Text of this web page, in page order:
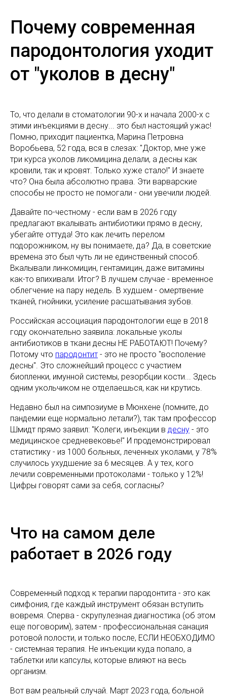
Почему современная
пародонтология уходит
от "уколов в десну"
То, что делали в стоматологии 90-х и начала 2000-х с
этими инъекциями в десну... это был настоящий ужас!
Помню, приходит пациентка, Марина Петровна
Воробьева, 52 года, вся в слезах: "Доктор, мне уже
три курса уколов ликомицина делали, а десны как
кровили, так и кровят. Только хуже стало!" И знаете
что? Она была абсолютно права. Эти варварские
способы не просто не помогали - они увечили людей.
Давайте по-честному - если вам в 2026 году
предлагают вкалывать антибиотики прямо в десну,
убегайте оттуда! Это как лечить перелом
подорожником, ну вы понимаете, да? Да, в советские
времена это был чуть ли не единственный способ.
Вкалывали линкомицин, гентамицин, даже витамины
как-то впихивали. Итог? В лучшем случае - временное
облегчение на пару недель. В худшем - омертвение
тканей, гнойники, усиление расшатывания зубов.
Российская ассоциация пародонтологии еще в 2018
году окончательно заявила: локальные уколы
антибиотиков в ткани десны НЕ РАБОТАЮТ! Почему?
Потому что пародонтит - это не просто "восполение
десны". Это сложнейший процесс с участием
биопленки, имунной системы, резорбции кости... Здесь
одним укольчиком не отделаешься, как ни крутись.
Недавно был на симпозиуме в Мюнхене (помните, до
пандемии еще нормально летали?), так там профессор
Шмидт прямо заявил: "Колеги, инъекции в десну - это
медицинское средневековье!" И продемонстрировал
статистику - из 1000 больных, леченных уколами, у 78%
случилось ухудшение за 6 месяцев. А у тех, кого
лечили современными протоколами - только у 12%!
Цифры говорят сами за себя, согласны?
Что на самом деле
работает в 2026 году
Современный подход к терапии пародонтита - это как
симфония, где каждый инструмент обязан вступить
вовремя. Сперва - скрупулезная диагностика (об этом
еще поговорим), затем - профессиональная санация
ротовой полости, и только после, ЕСЛИ НЕОБХОДИМО
- системная терапия. Не инъекции куда попало, а
таблетки или капсулы, которые влияют на весь
организм.
Вот вам реальный случай. Март 2023 года, больной